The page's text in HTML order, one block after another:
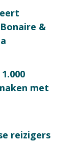
&
met
reizigers